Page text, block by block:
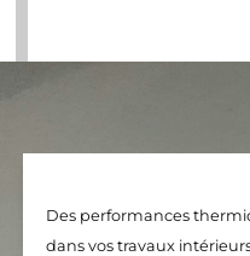
Des performances
dans vos travaux